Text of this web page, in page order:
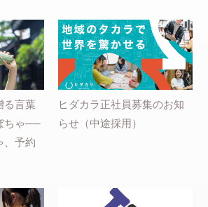
る言葉
ちゃ──
、予約
ヒダカラ正社員募集のお知
らせ（中途採用）